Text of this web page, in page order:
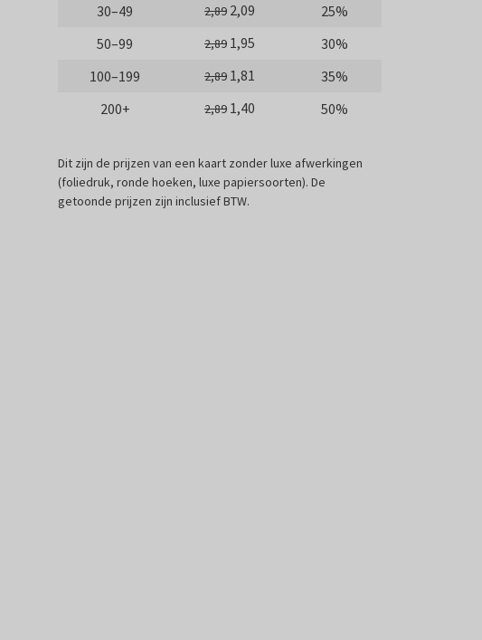
30–49
2,89 2,09
25%
50–99
2,89 1,95
30%
100–199
2,89 1,81
35%
200+
2,89 1,40 50%
Dit zijn de prijzen van een kaart zonder luxe afwerkingen
(foliedruk, ronde hoeken, luxe papiersoorten). De
getoonde prijzen zijn inclusief BTW.